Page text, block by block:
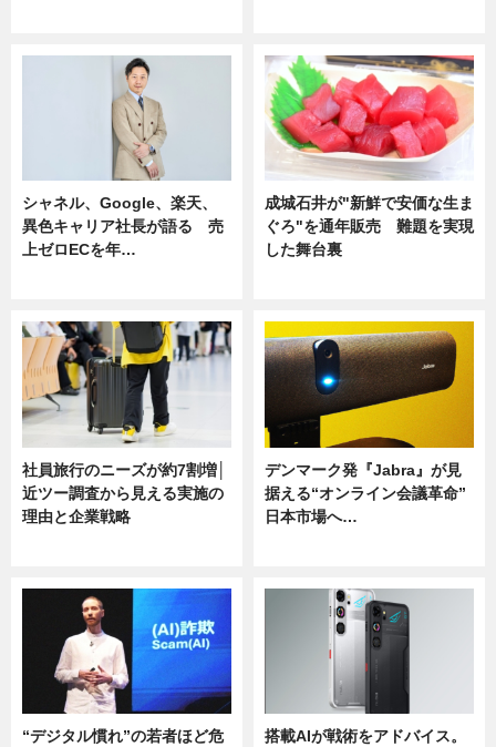
シャネル、Google、楽天、
異色キャリア社長が語る 売
上ゼロECを年…
成城石井が"新鮮で安価な生ま
ぐろ"を通年販売 難題を実現
した舞台裏
社員旅行のニーズが約7割増│
近ツー調査から見える実施の
理由と企業戦略
デンマーク発『Jabra』が見
据える“オンライン会議革命”
日本市場へ…
“デジタル慣れ”の若者ほど危
搭載AIが戦術をアドバイス。